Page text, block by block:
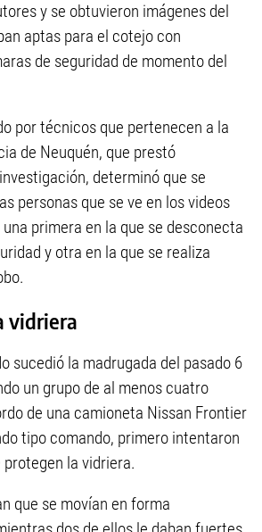
y se obtuvieron imágenes del
aptas para el cotejo con
de seguridad de momento del
por técnicos que pertenecen a la
de Neuquén, que prestó
determinó que se
personas que se ve en los videos
primera en la que se desconecta
y otra en la que se realiza
vidriera
sucedió la madrugada del pasado 6
un grupo de al menos cuatro
de una camioneta Nissan Frontier
tipo comando, primero intentaron
la vidriera.
que se movían en forma